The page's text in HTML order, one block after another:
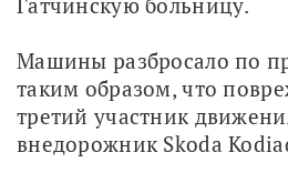
Машины разбросало по
таким образом, что
третий участник
внедорожник Skoda